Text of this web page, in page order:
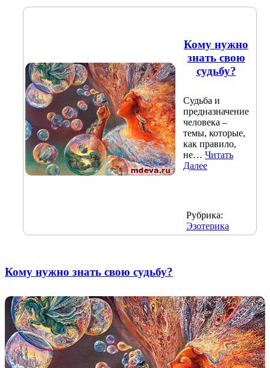
Кому нужно
знать свою
судьбу?
Судьба и
предназначение
человека –
темы, которые,
как правило,
не… Читать
Далее
Рубрика:
Эзотерика
Кому нужно знать свою судьбу?